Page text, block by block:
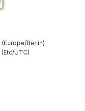
Europe/Berlin
Etc/UTC